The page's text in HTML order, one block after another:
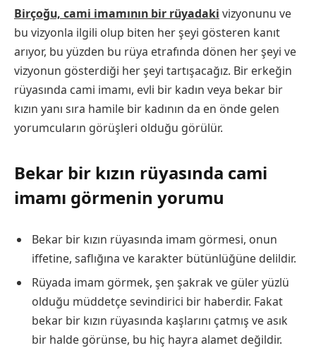
Birçoğu, cami imamının bir rüyadaki vizyonunu ve
bu vizyonla ilgili olup biten her şeyi gösteren kanıt
arıyor, bu yüzden bu rüya etrafında dönen her şeyi ve
vizyonun gösterdiği her şeyi tartışacağız. Bir erkeğin
rüyasında cami imamı, evli bir kadın veya bekar bir
kızın yanı sıra hamile bir kadının da en önde gelen
yorumcuların görüşleri olduğu görülür.
Bekar bir kızın rüyasında cami
imamı görmenin yorumu
Bekar bir kızın rüyasında imam görmesi, onun
iffetine, saflığına ve karakter bütünlüğüne delildir.
Rüyada imam görmek, şen şakrak ve güler yüzlü
olduğu müddetçe sevindirici bir haberdir. Fakat
bekar bir kızın rüyasında kaşlarını çatmış ve asık
bir halde görünse, bu hiç hayra alamet değildir.